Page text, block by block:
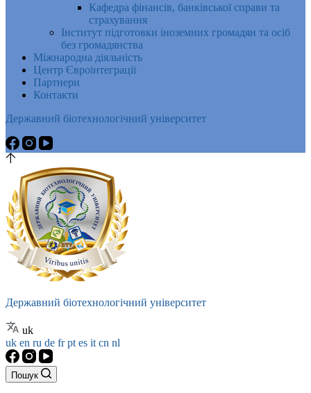
Кафедра фінансів, банківської справи та
страхування
Інститут підготовки іноземних громадян та осіб
без громадянства
Міжнародна діяльність
Центр Євроінтеграції
Партнери
Контакти
Державний біотехнологічний університет
Державний біотехнологічний університет
uk
uk en ru de frpt es it cn nl
Пошук